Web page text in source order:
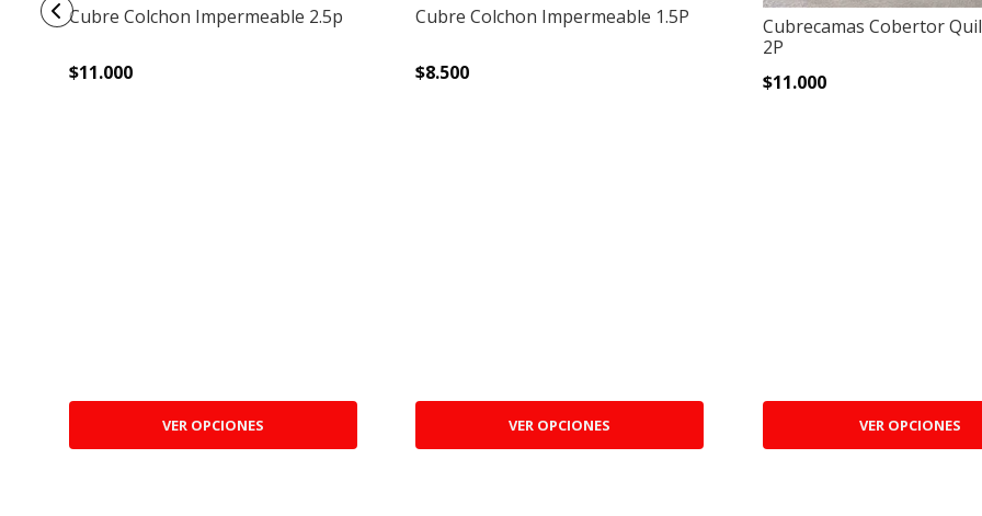
Cubre Colchon Impermeable 2.5p
$11.000
VER OPCIONES
Cubre Colchon Impermeable 1.5P
$8.500
VER OPCIONES
Cubrecamas Cobertor
2P
$11.000
VER OPCIONES